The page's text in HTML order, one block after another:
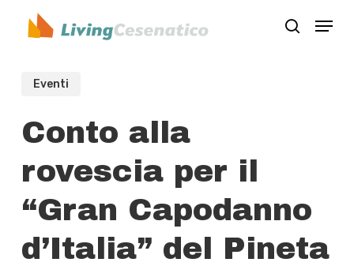
search
Menu
Eventi
Conto alla
rovescia per il
“Gran Capodanno
d’Italia” del Pineta